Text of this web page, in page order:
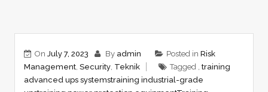
On July 7, 2023 By admin Posted in Risk
Management, Security, Teknik Tagged , training
advanced ups systemstraining industrial-grade